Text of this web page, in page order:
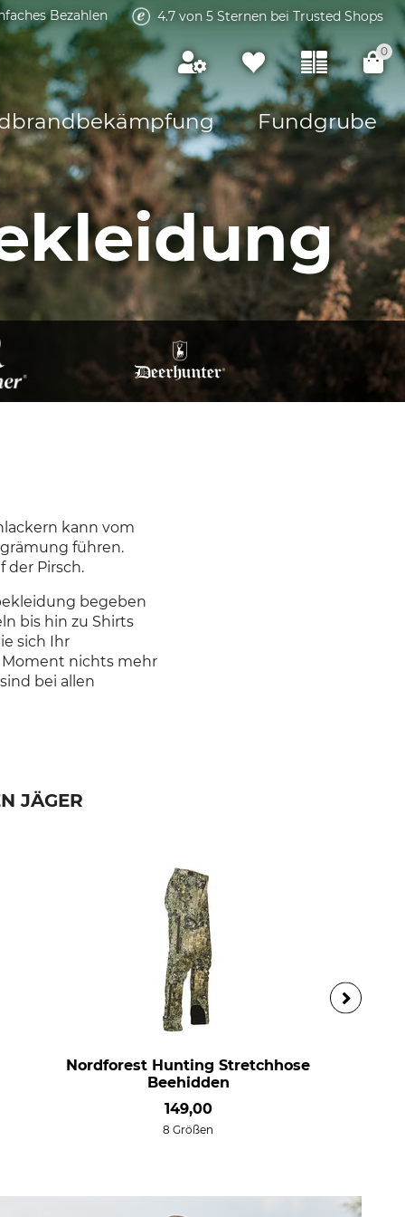
Bezahlen 4.7 von 5 Sternen bei Trusted Shops
0
Fundgrube
kann vom
führen.
der Pirsch.
begeben
bis hin zu Shirts
sich Ihr
nichts mehr
bei allen
JÄGER
Nordforest Hunting Stretchhose
Beehidden
149,00
8 Größen